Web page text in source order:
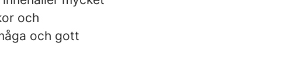
och
och gott